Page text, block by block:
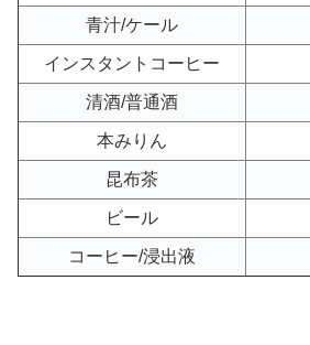
青汁/ケール
インスタントコーヒー
清酒/普通酒
本みりん
昆布茶
ビール
コーヒー/浸出液